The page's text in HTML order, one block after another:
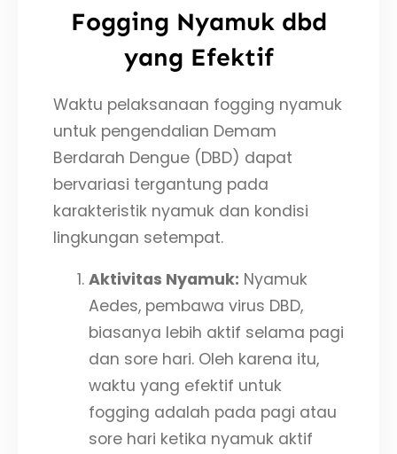
Fogging Nyamuk dbd
yang Efektif
Waktu pelaksanaan fogging nyamuk
untuk pengendalian Demam
Berdarah Dengue (DBD) dapat
bervariasi tergantung pada
karakteristik nyamuk dan kondisi
lingkungan setempat.
Aktivitas Nyamuk: Nyamuk
Aedes, pembawa virus DBD,
biasanya lebih aktif selama pagi
dan sore hari. Oleh karena itu,
waktu yang efektif untuk
fogging adalah pada pagi atau
sore hari ketika nyamuk aktif